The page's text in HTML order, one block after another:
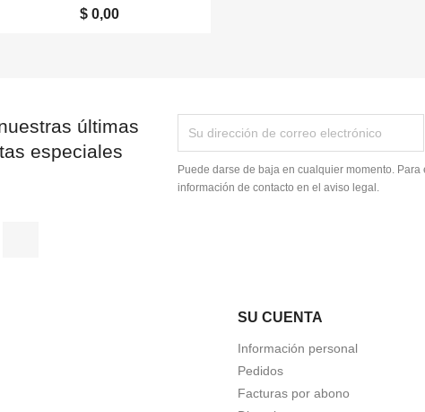
$ 0,00
últimas
especiales
Puede darse de baja en cualquier momento.
información de contacto en el aviso legal.
SU CUENTA
Información personal
Pedidos
Facturas por abono